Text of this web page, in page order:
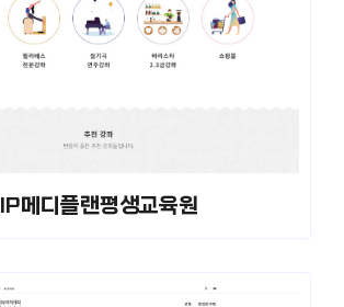
IP메디플랜평생교육원